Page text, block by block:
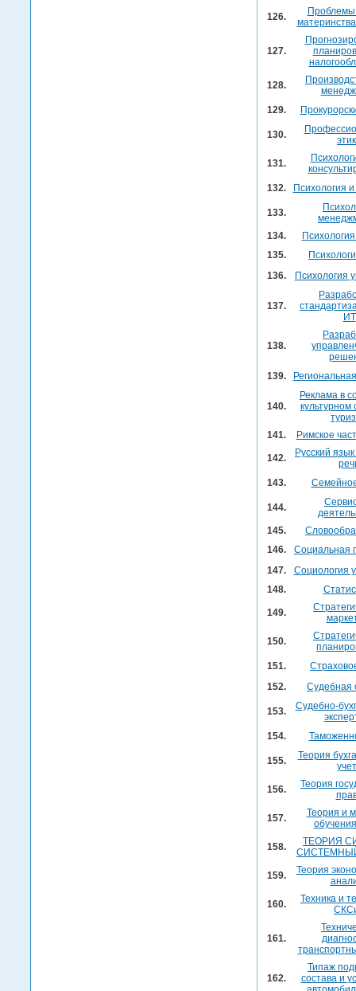
126.
127.
128.
129.
130.
131.
132.
Психология и
133.
134.
135.
136.
Психология
137.
ИТ
138.
139.
140.
Реклама в
культурном
141.
Римское
142.
Русский
143.
144.
145.
146.
Социальная
147.
Социология
148.
149.
150.
151.
152.
Судебная
153.
Судебно-
154.
155.
Теория
156.
Теория
157.
Теория и
158.
ТЕОРИЯ
159.
Теория
160.
Техника и
161.
162.
Типаж
состава и